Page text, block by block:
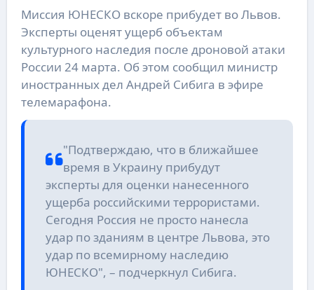
Миссия ЮНЕСКО вскоре прибудет во Львов.
Эксперты оценят ущерб объектам
культурного наследия после дроновой атаки
России 24 марта. Об этом сообщил министр
иностранных дел Андрей Сибига в эфире
телемарафона.
"Подтверждаю, что в ближайшее
время в Украину прибудут
эксперты для оценки нанесенного
ущерба российскими террористами.
Сегодня Россия не просто нанесла
удар по зданиям в центре Львова, это
удар по всемирному наследию
ЮНЕСКО", – подчеркнул Сибига.